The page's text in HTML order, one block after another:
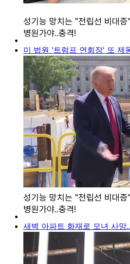
미 법원 '트럼프 연회장' 또 제
새벽 아파트 화재로 모녀 사